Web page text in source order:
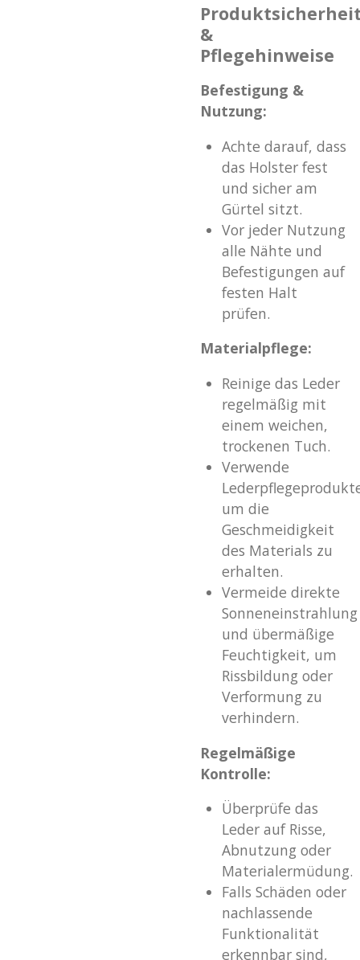
&
Pflegehinweise
Befestigung &
Nutzung:
Achte darauf, dass
das Holster fest
und sicher am
Gürtel sitzt.
Vor jeder Nutzung
alle Nähte und
Befestigungen auf
festen Halt
prüfen.
Materialpflege:
Reinige das Leder
regelmäßig mit
einem weichen,
trockenen Tuch.
Verwende
um die
Geschmeidigkeit
des Materials zu
erhalten.
Vermeide direkte
Sonneneinstrahlung
und übermäßige
Feuchtigkeit, um
Rissbildung oder
Verformung zu
verhindern.
Regelmäßige
Kontrolle:
Überprüfe das
Leder auf Risse,
Abnutzung oder
Materialermüdung.
Falls Schäden oder
nachlassende
Funktionalität
erkennbar sind,